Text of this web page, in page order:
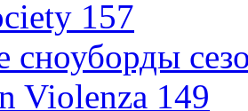
157
Violenza 149